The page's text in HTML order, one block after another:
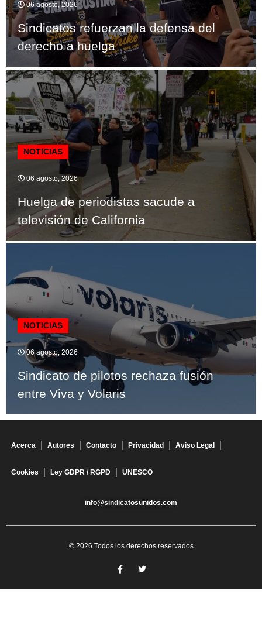
06 agosto, 2026
Sindicatos refuerzan la defensa del
derecho a huelga
NOTICIAS
06 agosto, 2026
Huelga de periodistas sacude a
televisión de California
NOTICIAS
06 agosto, 2026
Sindicato de pilotos rechaza fusión
entre Viva y Volaris
Acerca Autores Contacto Privacidad Aviso Legal
Cookies Ley GDPR / RGPD UNESCO
info@sindicatosunidos.com
© 2026 Todos los derechos reservados